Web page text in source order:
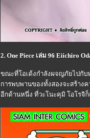
2. One Piece เล่ม 96 Eiichiro
ขณะที่โอเด้งกำลังผจญภัยไปกับ
การพบพานของทั้งสองจะสร้าง
อีกด้านหนึ่ง ที่วะโนะคุมิ โอโรจิ